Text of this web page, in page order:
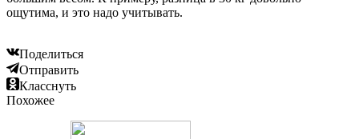
ощутима, и это надо учитывать.
Поделиться
Отправить
Класснуть
Похожее